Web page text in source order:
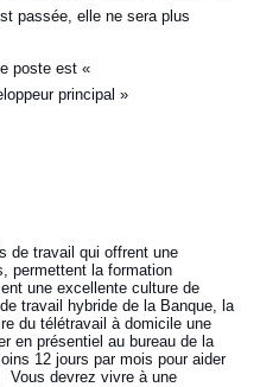
passée, elle ne sera plus
poste est «
principal »
de travail qui offrent une
permettent la formation
une excellente culture de
travail hybride de la Banque, la
du télétravail à domicile une
en présentiel au bureau de la
12 jours par mois pour aider
Vous devrez vivre à une